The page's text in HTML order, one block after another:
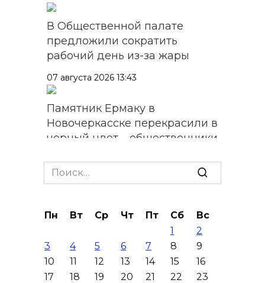
В Общественной палате
предложили сократить
рабочий день из-за жары
07 августа 2026 13:43
Памятник Ермаку в
Новочеркасске перекрасили в
черный цвет – общественники
07 августа 2026 13:38
лекарства и уникальные
операции: основные события
6 августа
07 августа 2026 12:57
Search
for:
Пн Вт Ср Чт Пт Сб
Вс
1
2
3
4 5 6 7 8
9
10
11 12 13 14 15
16
17
18 19 20 21 22
23